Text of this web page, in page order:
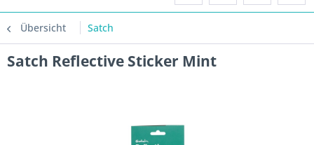
Übersicht Satch
Satch Reflective Sticker Mint